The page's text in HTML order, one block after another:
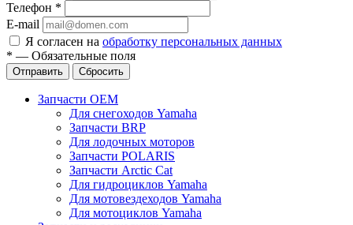
Телефон *
E-mail
Я согласен на обработку персональных данных
* — Обязательные поля
Отправить Сбросить
Запчасти OEM
Для снегоходов Yamaha
Запчасти BRP
Для лодочных моторов
Запчасти POLARIS
Запчасти Arctic Cat
Для гидроциклов Yamaha
Для мотовездеходов Yamaha
Для мотоциклов Yamaha